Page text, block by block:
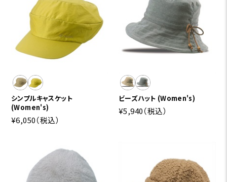
シンプルキャスケット
(Women's)
¥6,050（税込）
ビーズハット (Women's)
¥5,940（税込）